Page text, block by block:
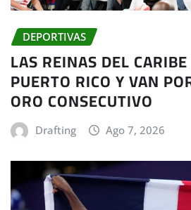
DEPORTIVAS
LAS REINAS DEL
PUERTO RICO Y VAN
ORO CONSECUTIVO
Drafting Ago 7, 2026